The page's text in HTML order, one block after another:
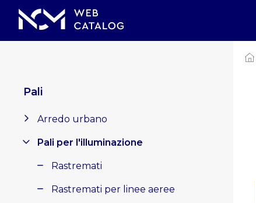
Pali
Arredo urbano
Pali per l'illuminazione
Rastremati
Rastremati per linee aeree